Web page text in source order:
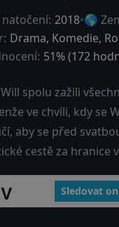
2018 🌎
Drama, Komedie,
51% (172
spolu zažili
ve chvíli, kdy se
aby se před
cestě za hranice
Sledovat